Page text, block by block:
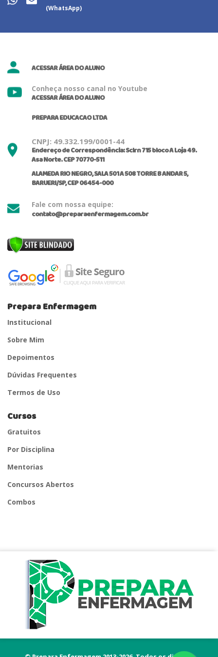
(WhatsApp)
ACESSAR ÁREA DO ALUNO
Conheça nosso canal no Youtube
ACESSAR ÁREA DO ALUNO
PREPARA EDUCACAO LTDA
CNPJ: 49.332.199/0001-44
Endereço de Correspondência: Sclrn 715 bloco A Loja 49.
Asa Norte. CEP 70770-511
ALAMEDA RIO NEGRO, SALA 501 A 508 TORRE B ANDAR 5,
BARUERI/SP, CEP 06454-000
Fale com nossa equipe:
contato@preparaenfermagem.com.br
Prepara Enfermagem
Institucional
Sobre Mim
Depoimentos
Dúvidas Frequentes
Termos de Uso
Cursos
Gratuitos
Por Disciplina
Mentorias
Concursos Abertos
Combos